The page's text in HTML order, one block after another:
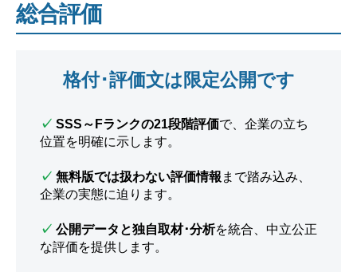
総合評価
格付･評価文は限定公開です
✓ SSS～Fランクの21段階評価で、企業の立ち
位置を明確に示します。
✓ 無料版では扱わない評価情報 まで踏み込み、
企業の実態に迫ります。
✓ 公開データと独自取材･分析を統合、中立公正
な評価を提供します。